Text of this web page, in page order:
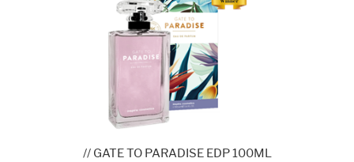
// GATE TO PARADISE EDP 100ML